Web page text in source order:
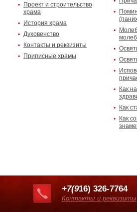
Проект и строительство
храма
История храма
Духовенство
Контакты и реквизиты
Приписные храмы
Как
Как
Как
+7(916) 326-7764
Контакты и реквизиты